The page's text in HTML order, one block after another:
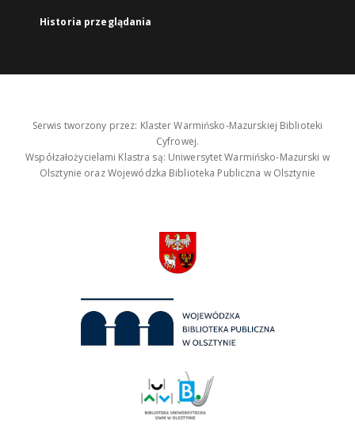
Historia przeglądania
Serwis tworzony przez: Klaster Warmińsko-Mazurskiej Biblioteki
Cyfrowej.
Współzałożycielami Klastra są: Uniwersytet Warmińsko-Mazurski w
Olsztynie oraz Wojewódzka Biblioteka Publiczna w Olsztynie